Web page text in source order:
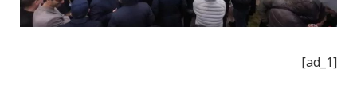
[ad_1]